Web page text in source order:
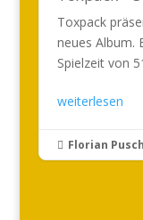
Toxpack
neues Album.
Spielzeit von
weiterlesen
 Florian